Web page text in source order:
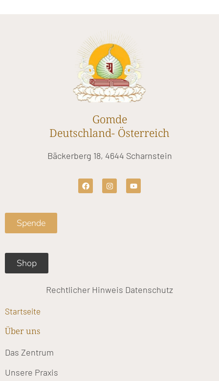
Gomde
Deutschland- Österreich
Bäckerberg 18, 4644 Scharnstein
F
a
c
I
n
s
Y
o
u
Spende
Shop
Rechtlicher Hinweis Datenschutz
Startseite
Über uns
Das Zentrum
Unsere Praxis